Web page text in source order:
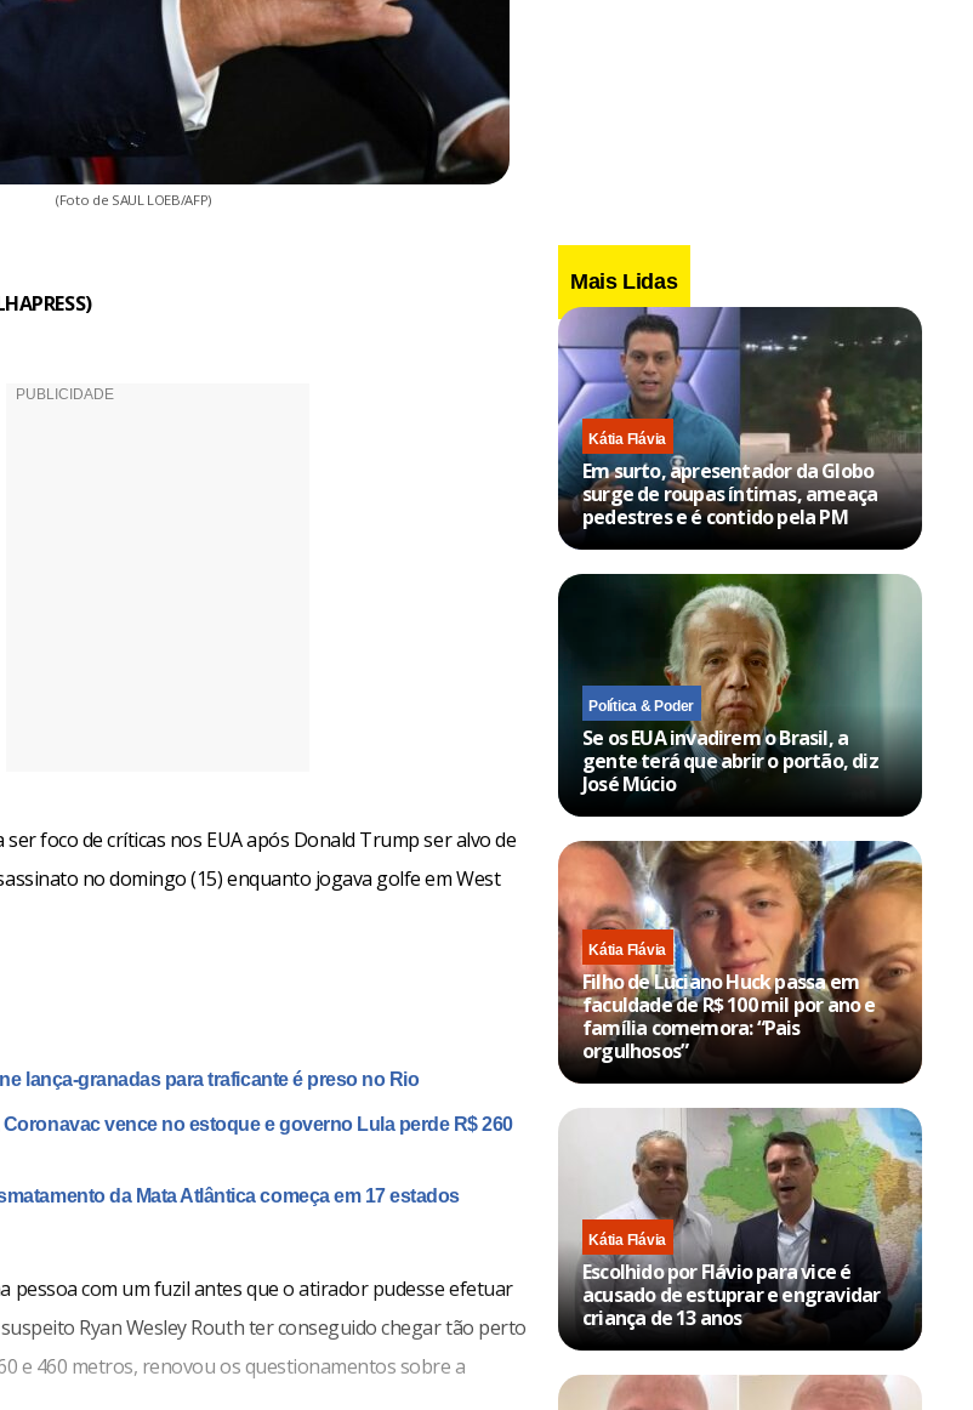
(Foto de SAUL LOEB/AFP)
ser foco de críticas nos EUA após Donald Trump ser alvo de
no domingo (15) enquanto jogava golfe em West
lança-granadas para traficante é preso no Rio
vence no estoque e governo Lula perde R$ 260
da Mata Atlântica começa em 17 estados
pessoa com um fuzil antes que o atirador pudesse efetuar
Ryan Wesley Routh ter conseguido chegar tão perto
e 460 metros, renovou os questionamentos sobre a
Mais Lidas
Kátia Flávia
Em surto, apresentador da Globo
surge de roupas íntimas, ameaça
pedestres e é contido pela PM
Política & Poder
Se os EUA invadirem o Brasil, a
gente terá que abrir o portão, diz
José Múcio
Kátia Flávia
Filho de Luciano Huck passa em
faculdade de R$ 100 mil por ano e
família comemora: “Pais
orgulhosos”
Kátia Flávia
Escolhido por Flávio para vice é
acusado de estuprar e engravidar
criança de 13 anos